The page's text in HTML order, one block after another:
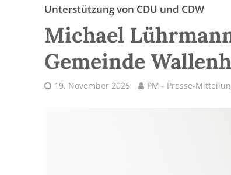
Unterstützung von CDU und CDW
Michael
Gemeinde
19. November 2025 PM - Presse-